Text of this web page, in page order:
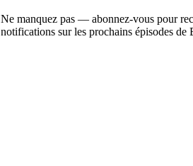
Ne manquez pas — abonnez-vous pour
notifications sur les prochains épisodes de